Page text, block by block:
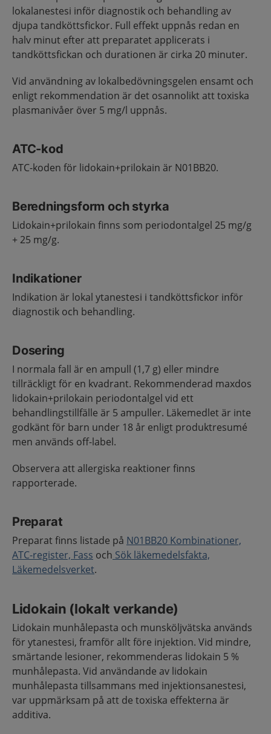
lokalanestesi inför diagnostik och behandling av
djupa tandköttsfickor. Full effekt uppnås redan en
halv minut efter att preparatet applicerats i
tandköttsfickan och durationen är cirka 20 minuter.
Vid användning av lokalbedövningsgelen ensamt och
enligt rekommendation är det osannolikt att toxiska
plasmanivåer över 5 mg/l uppnås.
ATC-kod
ATC-koden för lidokain+prilokain är N01BB20.
Beredningsform och styrka
Lidokain+prilokain finns som periodontalgel 25 mg/g
+ 25 mg/g.
Indikationer
Indikation är lokal ytanestesi i tandköttsfickor inför
diagnostik och behandling.
Dosering
I normala fall är en ampull (1,7 g) eller mindre
tillräckligt för en kvadrant. Rekommenderad maxdos
lidokain+prilokain periodontalgel vid ett
behandlingstillfälle är 5 ampuller. Läkemedlet är inte
godkänt för barn under 18 år enligt produktresumé
men används off-label.
Observera att allergiska reaktioner finns
rapporterade.
Preparat
Preparat finns listade på N01BB20 Kombinationer,
ATC-register, Fass och Sök läkemedelsfakta,
Läkemedelsverket.
Lidokain (lokalt verkande)
Lidokain munhålepasta och munsköljvätska används
för ytanestesi, framför allt före injektion. Vid mindre,
smärtande lesioner, rekommenderas lidokain 5 %
munhålepasta. Vid användande av lidokain
munhålepasta tillsammans med injektionsanestesi,
var uppmärksam på att de toxiska effekterna är
additiva.